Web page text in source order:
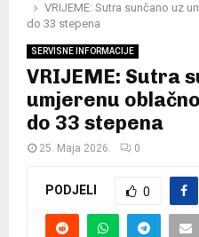
VRIJEME: Sutra sunčano uz
do 33 stepena
SERVISNE INFORMACIJE
VRIJEME: Sutra
umjerenu
do 33 stepena
25. Maja 2026. 0
PODJELI 0